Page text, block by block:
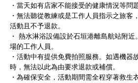
・當天如有店家不能接受的健康情況等問
・無法聽從教練或是工作人員指示之旅客
活動且不予退款。
・ 熱水淋浴設備設於石垣港離島航站附
場的工作人員。
・ 活動中有提供免費拍照服務。如遇機器
時，無法以此為由要求退款或補償。
・為確保安全，活動期間需全程穿著救生衣